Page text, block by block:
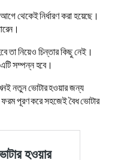
থেকেই নির্ধারণ করা হয়েছে।
তা নিয়েও চিন্তার কিছু নেই।
সম্পন্ন হবে।
নতুন ভোটার হওয়ার জন্য
পূরণ করে সহজেই বৈধ ভোটার